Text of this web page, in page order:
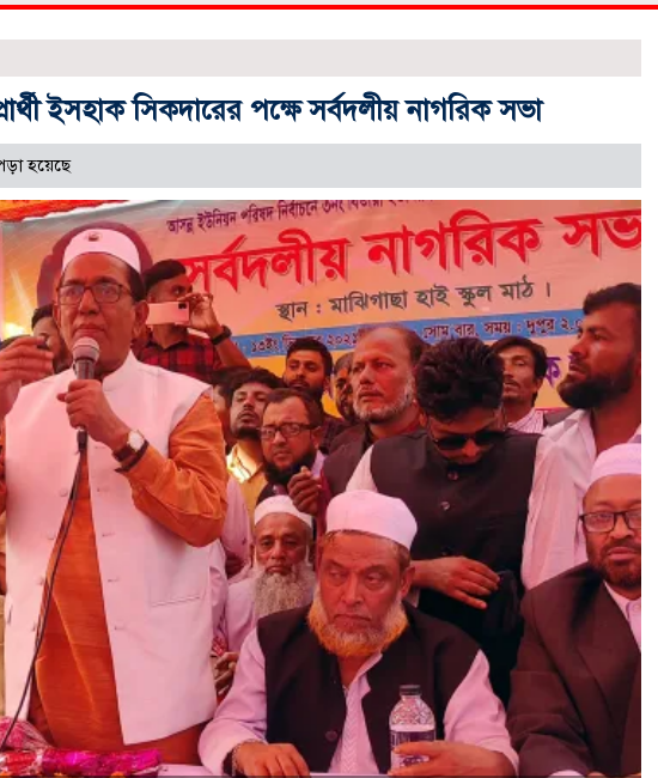
ইসহাক সিকদারের পক্ষে সর্বদলীয় নাগরিক সভা
হয়েছে